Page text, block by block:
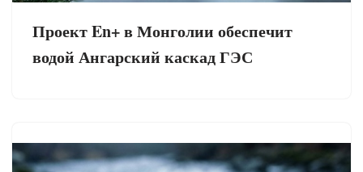
Проект En+ в Монголии обеспечит
водой Ангарский каскад ГЭС